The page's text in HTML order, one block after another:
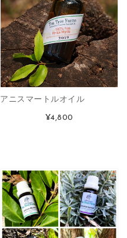
アニスマートルオイル
¥4,800